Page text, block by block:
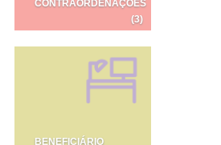
CONTRAORDENAÇÕES
(3)
BENEFICIÁRIO